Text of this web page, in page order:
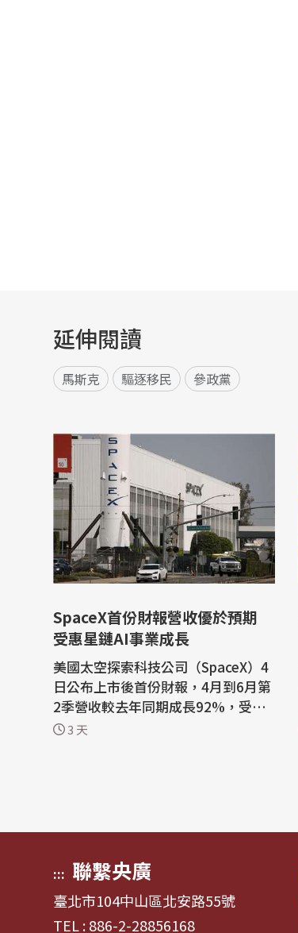
延伸閱讀
馬斯克 驅逐移民 參政黨
SpaceX首份財報營收優於預期
受惠星鏈AI事業成長
美國太空探索科技公司（SpaceX）4
日公布上市後首份財報，4月到6月第
2季營收較去年同期成長92%，受惠
於「星鏈」衛星網路與人工智慧（A
3 天
::: 聯繫央廣
臺北市104中山區北安路55號
TEL : 886-2-28856168